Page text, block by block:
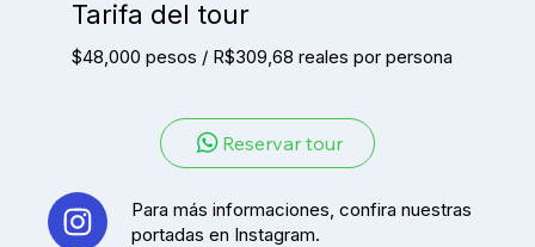
Tarifa del tour
$48,000 pesos / R$309,68 reales por persona
Reservar tour
Para más informaciones, confira nuestras
portadas en Instagram.